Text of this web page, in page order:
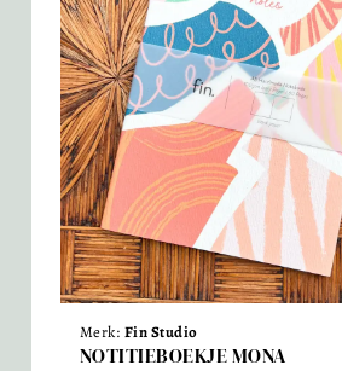
Merk: Fin Studio
NOTITIEBOEKJE MONA